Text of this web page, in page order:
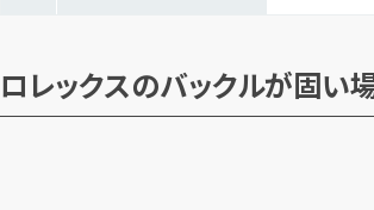
ロレックスのバックルが固い